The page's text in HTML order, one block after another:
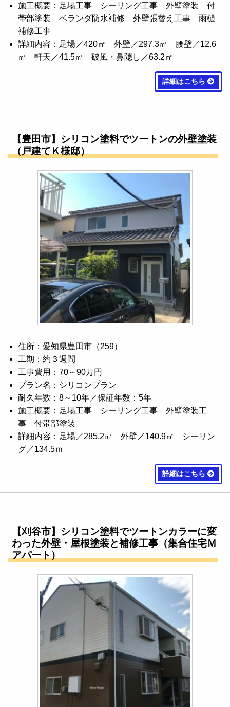
施工概要：足場工事 シーリング工事 外壁塗装 付
帯部塗装 ベランダ防水補修 外壁張替え工事 雨樋
補修工事
詳細内容：足場／420㎡ 外壁／297.3㎡ 腰壁／12.6
㎡ 軒天／41.5㎡ 破風・鼻隠し／63.2㎡
詳細はこちら
【豊田市】シリコン塗料でツートンの外壁塗装
（戸建てＫ様邸）
住所：愛知県豊田市（259）
工期：約３週間
工事費用：70～90万円
プラン名：シリコンプラン
耐久年数：8～10年／保証年数：5年
施工概要：足場工事 シーリング工事 外壁塗装工
事 付帯部塗装
詳細内容：足場／285.2㎡ 外壁／140.9㎡ シーリン
グ／134.5ｍ
詳細はこちら
【刈谷市】シリコン塗料でツートンカラーに変
わった外壁・屋根塗装と補修工事（集合住宅Ｍ
アパート）